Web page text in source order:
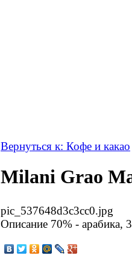
Вернуться к: Кофе и какао
Milani Grao
pic_537648d3c3cc0.jpg
Описание 70% - арабика,